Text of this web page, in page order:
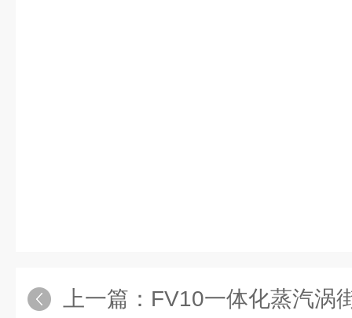
上一篇： FV10一体化蒸汽涡